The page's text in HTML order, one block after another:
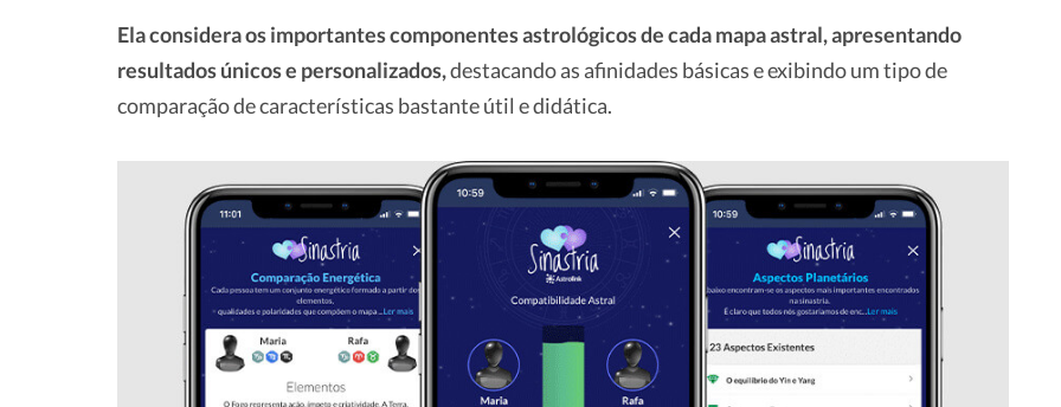
Ela considera os importantes componentes astrológicos de cada mapa astral, apresentando
resultados únicos e personalizados,destacando as afinidades básicas e exibindo um tipo de
comparação de características bastante útil e didática.